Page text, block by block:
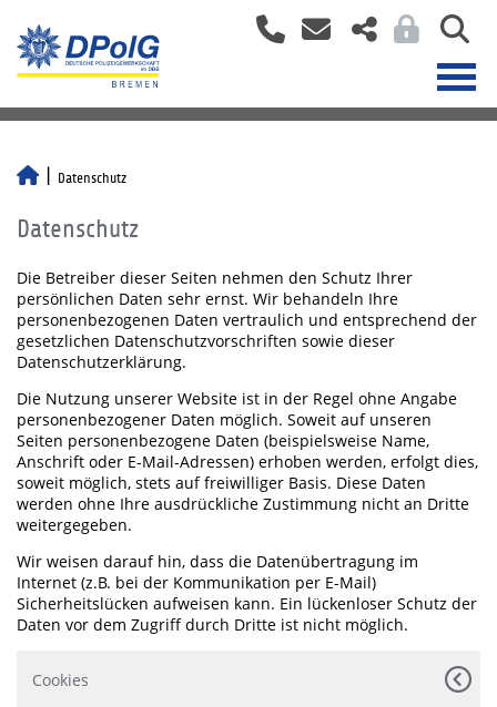
Datenschutz
Datenschutz
Die Betreiber dieser Seiten nehmen den Schutz Ihrer
persönlichen Daten sehr ernst. Wir behandeln Ihre
personenbezogenen Daten vertraulich und entsprechend der
gesetzlichen Datenschutzvorschriften sowie dieser
Datenschutzerklärung.
Die Nutzung unserer Website ist in der Regel ohne Angabe
personenbezogener Daten möglich. Soweit auf unseren
Seiten personenbezogene Daten (beispielsweise Name,
Anschrift oder E-Mail-Adressen) erhoben werden, erfolgt dies,
soweit möglich, stets auf freiwilliger Basis. Diese Daten
werden ohne Ihre ausdrückliche Zustimmung nicht an Dritte
weitergegeben.
Wir weisen darauf hin, dass die Datenübertragung im
Internet (z.B. bei der Kommunikation per E-Mail)
Sicherheitslücken aufweisen kann. Ein lückenloser Schutz der
Daten vor dem Zugriff durch Dritte ist nicht möglich.
Cookies